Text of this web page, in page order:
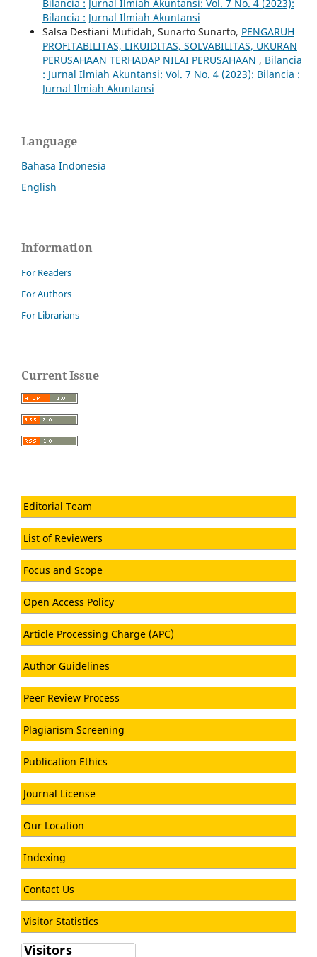
Bilancia : Jurnal Ilmiah Akuntansi: Vol. 7 No. 4 (2023):
Bilancia : Jurnal Ilmiah Akuntansi
Salsa Destiani Mufidah, Sunarto Sunarto, PENGARUH
PROFITABILITAS, LIKUIDITAS, SOLVABILITAS, UKURAN
PERUSAHAAN TERHADAP NILAI PERUSAHAAN , Bilancia
: Jurnal Ilmiah Akuntansi: Vol. 7 No. 4 (2023): Bilancia :
Jurnal Ilmiah Akuntansi
Language
Bahasa Indonesia
English
Information
For Readers
For Authors
For Librarians
Current Issue
Editorial Team
List of Reviewers
Focus and Scope
Open Access Policy
Article Processing Charge (APC)
Author Guidelines
Peer Review Process
Plagiarism Screening
Publication Ethics
Journal License
Our Location
Indexing
Contact Us
Visitor Statistics